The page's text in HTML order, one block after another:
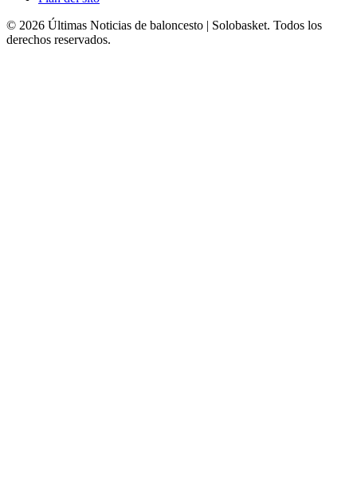
© 2026 Últimas Noticias de baloncesto | Solobasket. Todos los
derechos reservados.